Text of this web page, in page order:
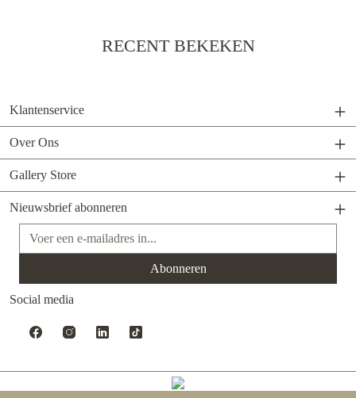
RECENT BEKEKEN
Klantenservice
Over Ons
Gallery Store
Nieuwsbrief abonneren
E-mailadres*
Abonneren
Social media